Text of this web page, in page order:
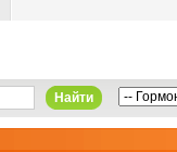
Найти